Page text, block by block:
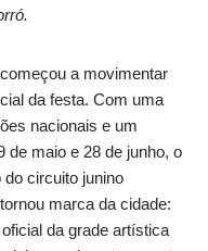
a movimentar
da festa. Com uma
nacionais e um
de maio e 28 de junho, o
circuito junino
marca da cidade:
da grade artística